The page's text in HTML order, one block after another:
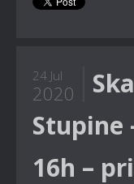
24 Jul
2020
Stupine
16h –